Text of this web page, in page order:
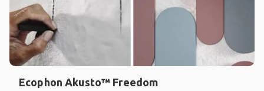
Ecophon Akusto™ Freedom